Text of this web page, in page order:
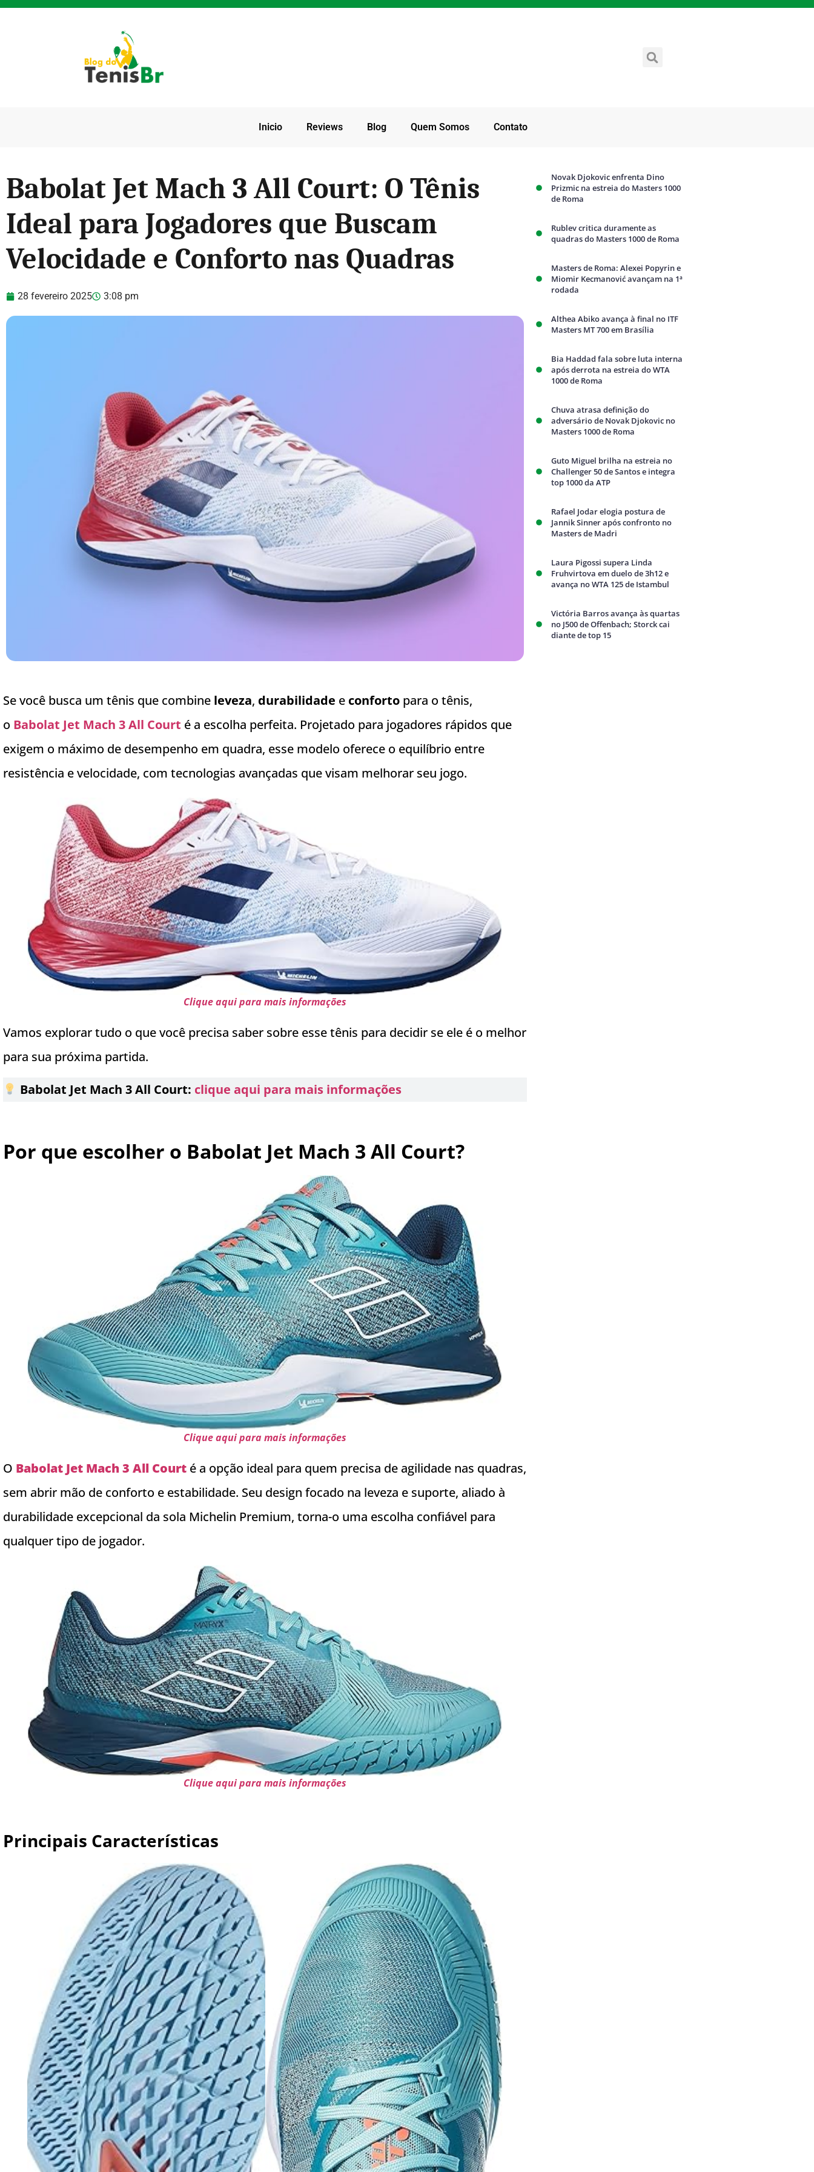
Inicio Reviews Blog Quem Somos Contato
Babolat Jet Mach 3 All Court: O Tênis
Ideal para Jogadores que Buscam
Velocidade e Conforto nas Quadras
28 fevereiro 2025 3:08 pm
Se você busca um tênis que combine leveza, durabilidade e conforto para o tênis,
o Babolat Jet Mach 3 All Court é a escolha perfeita. Projetado para jogadores rápidos que
exigem o máximo de desempenho em quadra, esse modelo oferece o equilíbrio entre
resistência e velocidade, com tecnologias avançadas que visam melhorar seu jogo.
Clique aqui para mais informações
Vamos explorar tudo o que você precisa saber sobre esse tênis para decidir se ele é o melhor
para sua próxima partida.
Babolat Jet Mach 3 All Court: clique aqui para mais informações
Por que escolher o Babolat Jet Mach 3 All Court?
Clique aqui para mais informações
O Babolat Jet Mach 3 All Court é a opção ideal para quem precisa de agilidade nas quadras,
sem abrir mão de conforto e estabilidade. Seu design focado na leveza e suporte, aliado à
durabilidade excepcional da sola Michelin Premium, torna-o uma escolha confiável para
qualquer tipo de jogador.
Clique aqui para mais informações
Principais Características
Novak Djokovic enfrenta Dino
Prizmic na estreia do Masters 1000
de Roma
Rublev critica duramente as
quadras do Masters 1000 de Roma
Masters de Roma: Alexei Popyrin e
Miomir Kecmanović avançam na 1ª
rodada
Althea Abiko avança à final no ITF
Masters MT 700 em Brasília
Bia Haddad fala sobre luta interna
após derrota na estreia do WTA
1000 de Roma
Chuva atrasa definição do
adversário de Novak Djokovic no
Masters 1000 de Roma
Guto Miguel brilha na estreia no
Challenger 50 de Santos e integra
top 1000 da ATP
Rafael Jodar elogia postura de
Jannik Sinner após confronto no
Masters de Madri
Laura Pigossi supera Linda
Fruhvirtova em duelo de 3h12 e
avança no WTA 125 de Istambul
Victória Barros avança às quartas
no J500 de Offenbach; Storck cai
diante de top 15